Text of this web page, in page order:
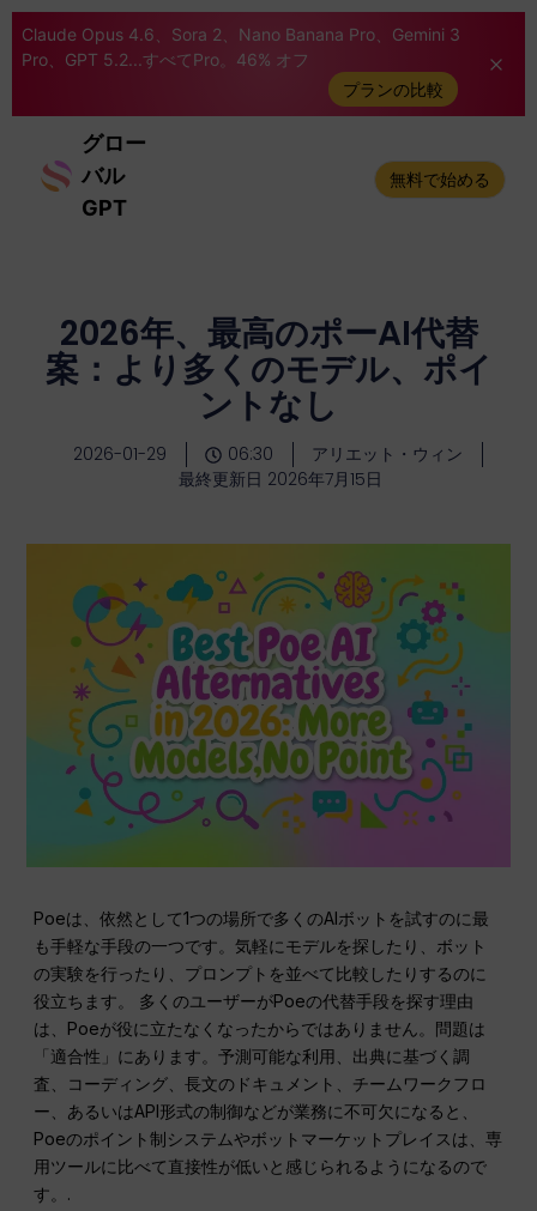
Claude Opus 4.6、Sora 2、Nano Banana Pro、Gemini 3
Pro、GPT 5.2...すべてPro。46% オフ
プランの比較
グロー
バル
GPT
無料で始める
2026年、最高のポーAI代替
案：より多くのモデル、ポイ
ントなし
2026-01-29 06:30
アリエット・ウィン
最終更新日 2026年7月15日
Poeは、依然として1つの場所で多くのAIボットを試すのに最
も手軽な手段の一つです。気軽にモデルを探したり、ボット
の実験を行ったり、プロンプトを並べて比較したりするのに
役立ちます。 多くのユーザーがPoeの代替手段を探す理由
は、Poeが役に立たなくなったからではありません。問題は
「適合性」にあります。予測可能な利用、出典に基づく調
査、コーディング、長文のドキュメント、チームワークフロ
ー、あるいはAPI形式の制御などが業務に不可欠になると、
Poeのポイント制システムやボットマーケットプレイスは、専
用ツールに比べて直接性が低いと感じられるようになるので
す。.